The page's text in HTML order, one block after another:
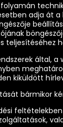
folyamán
adja át a
teljesítéséhez
által,
kiküldött
bármikor